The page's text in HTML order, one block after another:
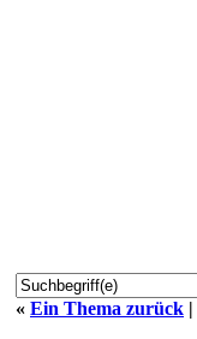
« Ein Thema zurück |